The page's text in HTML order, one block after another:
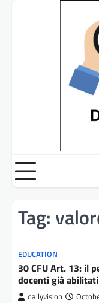
Tag:
EDUCATION
30 CFU Art. 13: il
docenti già
dailyvision